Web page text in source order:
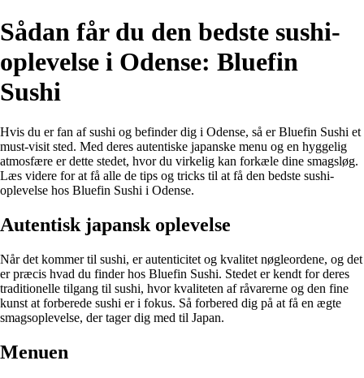
Sådan får du den bedste sushi-
oplevelse i Odense: Bluefin
Sushi
Hvis du er fan af sushi og befinder dig i Odense, så er Bluefin Sushi et
must-visit sted. Med deres autentiske japanske menu og en hyggelig
atmosfære er dette stedet, hvor du virkelig kan forkæle dine smagsløg.
Læs videre for at få alle de tips og tricks til at få den bedste sushi-
oplevelse hos Bluefin Sushi i Odense.
Autentisk japansk oplevelse
Når det kommer til sushi, er autenticitet og kvalitet nøgleordene, og det
er præcis hvad du finder hos Bluefin Sushi. Stedet er kendt for deres
traditionelle tilgang til sushi, hvor kvaliteten af råvarerne og den fine
kunst at forberede sushi er i fokus. Så forbered dig på at få en ægte
smagsoplevelse, der tager dig med til Japan.
Menuen